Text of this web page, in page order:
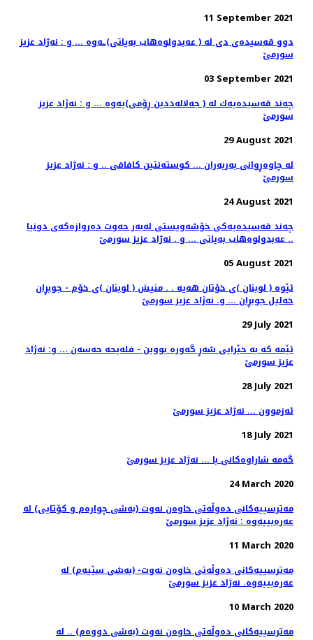
11 September 2021
دوو قه‌سیده‌ی دی له‌ ( عه‌بدولوه‌هاب به‌یاتی)ـه‌وه ... و : نه‌ژاد عزیز
سورمێ
03 September 2021
چه‌ند قه‌سیده‌یه‌ك له‌ ( جه‌لاله‌ددین ڕۆمی)یه‌وه‌ ... و : نه‌ژاد عزیز
سورمێ
29 August 2021
له‌ چاوه‌ڕوانی به‌ربه‌ران ... كوسته‌نتین كافافی .. و : نه‌ژاد عزیز
سورمێ
24 August 2021
چه‌ند قه‌سیده‌یه‌كی خۆشه‌ویستی له‌به‌ر حه‌وت ده‌روازه‌كه‌ی دونیا
.. عه‌بدولوه‌هاب به‌یاتی ... و . نه‌ژاد عزیز سورمێ
05 August 2021
ئێوه ‌( لوبنان )ی خۆتان هه‌یه‌ . . منیش ( لوبنان )ی خۆم - جوبڕان
خه‌لیل جوبڕان ... و. نه‌ژاد عزیز سورمێ
29 July 2021
ئێمه‌ كه‌ به‌ خێرایی شه‌ڕ گه‌وره‌ بووین - فله‌یحه حه‌سه‌ن‌ ... و: نه‌ژاد
عزیز سورمێ
28 July 2021
ئەزموون ... نەژاد عزیز سورمێ
18 July 2021
گه‌مه‌ شاراوه‌كانی با ... نه‌ژاد عزیز سورمێ
24 March 2020
مه‌ترسییه‌كانی ده‌وڵه‌تی خاوه‌ن نه‌وت (به‌شی چواره‌م و كۆتایی) له‌
عه‌ره‌بییه‌وه‌ : نه‌ژاد عزیز سورمێ
11 March 2020
مه‌ترسییه‌كانی ده‌وڵه‌تی خاوه‌ن نه‌وت- (به‌شی سێیه‌م) له‌
عه‌ره‌بییه‌وه. نه‌ژاد عزیز سورمێ
10 March 2020
مه‌ترسییه‌كانی ده‌وڵه‌تی خاوه‌ن نه‌وت (به‌شی دووه‌م) .. له‌